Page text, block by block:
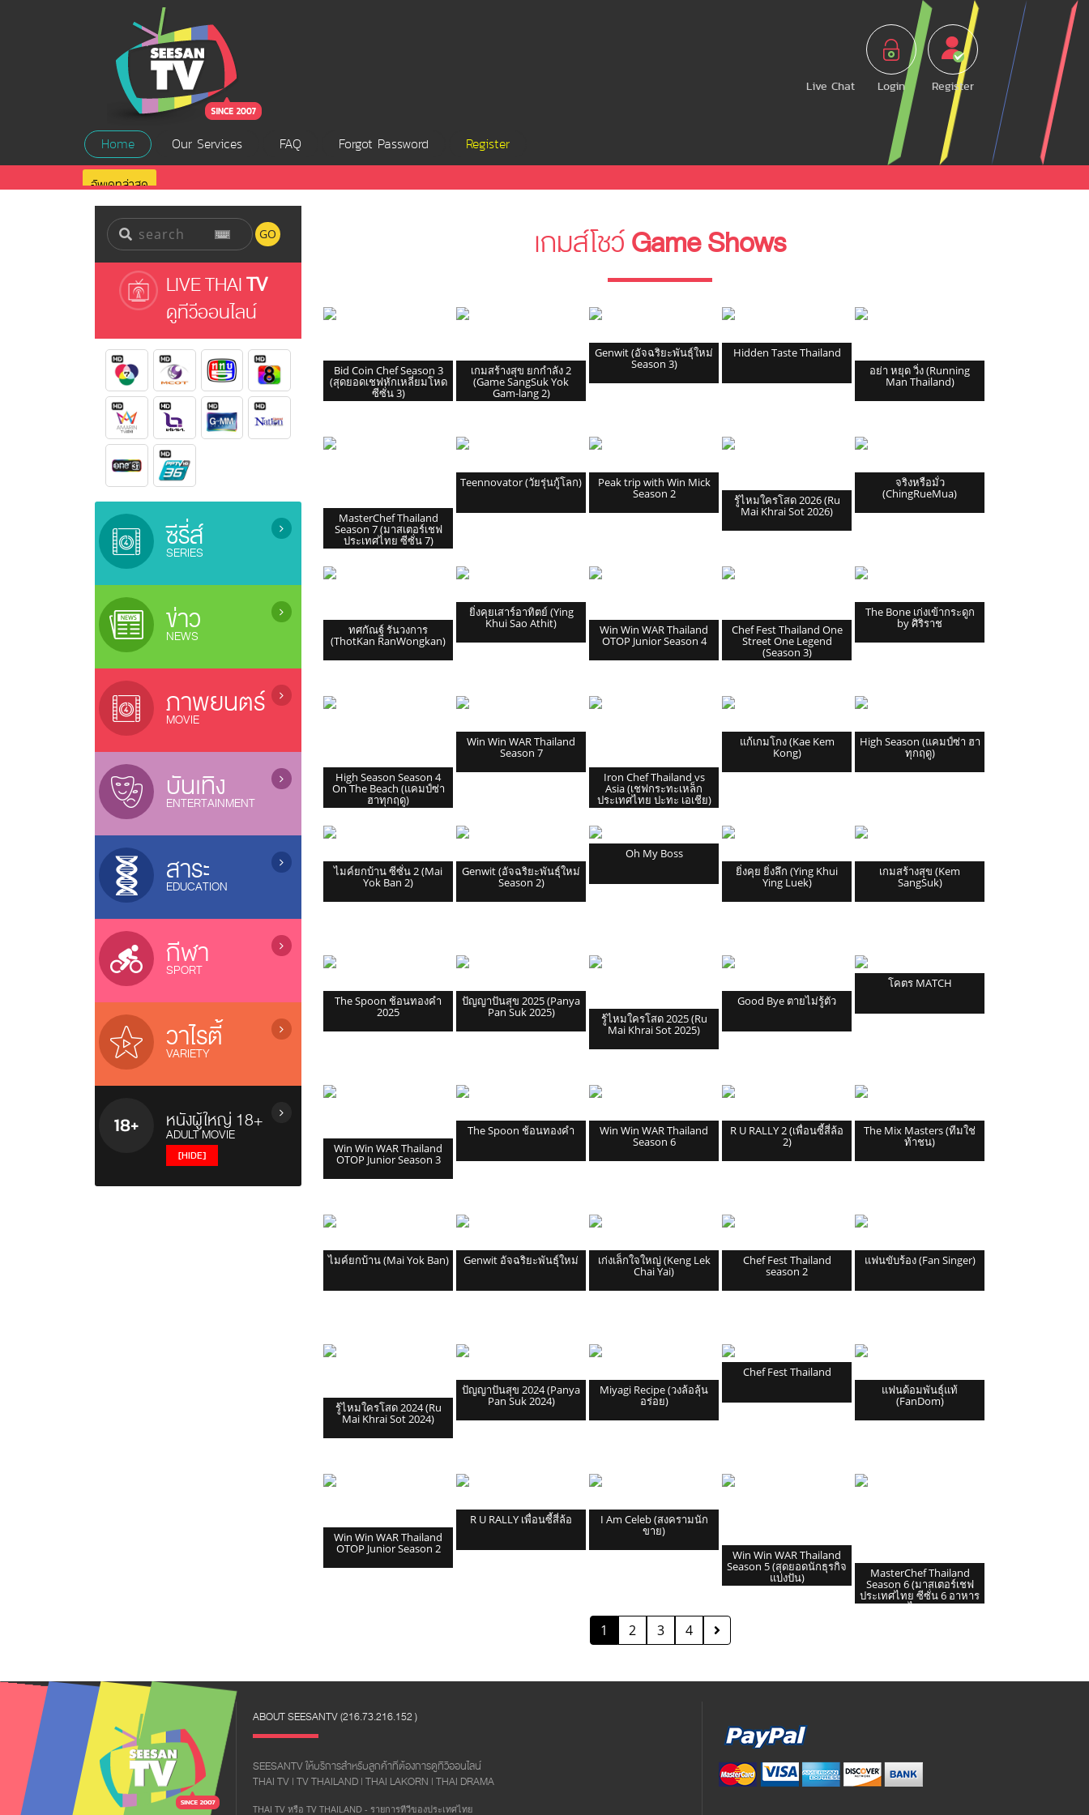
Live Chat Login Register
Home Our Services FAQ Forgot Password Register
อัพเดทล่าสุด
GO
LIVE THAITV
ดูทีวีออนไลน์
ซีรี่ส์
SERIES
ซีรี่ย์เกาหลี (เสียงไทย) / Korean
Series
ซีรี่ย์ยูริ (ซีรี่ย์หญิงรักหญิง) / Lesbian
Serie
ละครไทยรีรัน (Rerun Thai Drama)
ซีรี่ย์ญี่ปุ่น / Japanese Series
ซีรี่ย์จีน (เสียงไทย) / Chinese Series
(ended)
ละครไทย (ออนแอร์) / Thai Dramas
(On air)
ซีรี่ส์วาย / Boys Love Series
ซีรี่ย์ฝรั่ง / US Series
ซีรี่ย์เกาหลี (ซับไทย) / Korean Series
(sub thai)
ซีรี่ย์ฟิลิปปินส์ / Filipino Series
ซิทคอม / Sitcom
ข่าว
NEWS
ข่าว / News
ข่าวบันเทิง / Entertainment News
ภาพยนตร์
MOVIE
ภาพยนตร์ไทย / Thai Movies
ภาพยนตร์แอนนิเมชั่น / Animation
หนังไทยใหม่ / New Thai Movies
ภาพยนตร์เกาหลี / Korean Movies
ภาพยนตร์จีน / Chinese Movies
หนังดังช่อง 3, 7, 9, One
ภาพยนตร์อินเดีย / Indian Movies
ภาพยนตร์ญี่ปุ่น / Japanese Movies
ภาพยนตร์ฝรั่ง / Movies
แกะกล่องหนังไทย / Old Thai Movies
ภาพยนตร์ฝรั่งใหม่
บันเทิง
ENTERTAINMENT
การ์ตูน / Cartoons
เกมส์โชว์ / Game Shows
รายการเพลง&คอนเสิร์ต /
Music&Concert
รายการตลกขำขัน / Comedy Shows
ลิเก / Musical Folk Drama
สาระ
EDUCATION
รายการสารคดี / Documentary
บ้านและเทคโนโลยี / Home &
Technology
รายการสุขภาพ / Health Variety
รายการธรรมะ / Dhamma
รายการเด็ก / Kids Programs
รายการส่งเสริมความรู้ / Knowledge
กีฬา
SPORT
รายการกีฬา / Sports
โอลิมปิก 2024 / Olympic 2024
Riyadh World Combat Games
บอลทีมชาติไทย / Thailand Team
เอฟ เอ คัพ / FA Cup
ยูฟ่า / UEFA Champions League
ไทยพรีเมียร์ลีก / Thai Premier
บอลถ้วย+บอลกระชับมิตร+บอลอื่นๆ
ยูโร / EURO
วาไรตี้
VARIETY
เรียลลิตี้โชว์ / Reality & Singing
ทอล์กโชว์ / Talk Shows
วาไรตี้โชว์ / Variety Shows
รายการอาหาร / Cooking Shows
รายการท่องเที่ยว / Travel Show
หนังผู้ใหญ่ 18+
ADULT MOVIE
[HIDE]
หนังผู้ใหญ่ญี่ปุ่น
เกมส์โชว์Game Shows
Bid Coin Chef Season 3
(สุดยอดเชฟหักเหลี่ยมโหด
ซีซั่น 3)
เกมสร้างสุข ยกกำลัง 2
(Game SangSuk Yok
Gam-lang 2)
Genwit (อัจฉริยะพันธุ์ใหม่
Season 3)
Hidden Taste Thailand
อย่า หยุด วิ่ง (Running
Man Thailand)
MasterChef Thailand
Season 7 (มาสเตอร์เชฟ
ประเทศไทย ซีซั่น 7)
Teennovator (วัยรุ่นกู้โลก) Peak trip with Win Mick
Season 2 รู้ไหมใครโสด 2026 (Ru
Mai Khrai Sot 2026)
จริงหรือมั่ว
(ChingRueMua)
ทศกัณฐ์ รันวงการ
(ThotKan RanWongkan)
ยิ่งคุยเสาร์อาทิตย์ (Ying
Khui Sao Athit) Win Win WAR Thailand
OTOP Junior Season 4
Chef Fest Thailand One
Street One Legend
(Season 3)
The Bone เก่งเข้ากระดูก
by ศิริราช
High Season Season 4
On The Beach (แคมป์ซ่า
ฮาทุกฤดู)
Win Win WAR Thailand
Season 7
Iron Chef Thailand vs
Asia (เชฟกระทะเหล็ก
ประเทศไทย ปะทะ เอเชีย)
แก้เกมโกง (Kae Kem
Kong)
High Season (แคมป์ซ่า ฮา
ทุกฤดู)
ไมค์ยกบ้าน ซีซั่น 2 (Mai
Yok Ban 2)
Genwit (อัจฉริยะพันธุ์ใหม่
Season 2)
Oh My Boss
ยิ่งคุย ยิ่งลึก (Ying Khui
Ying Luek)
เกมสร้างสุข (Kem
SangSuk)
The Spoon ช้อนทองคำ
2025
ปัญญาปันสุข 2025 (Panya
Pan Suk 2025) รู้ไหมใครโสด 2025 (Ru
Mai Khrai Sot 2025)
Good Bye ตายไม่รู้ตัว
โคตร MATCH
Win Win WAR Thailand
OTOP Junior Season 3
The Spoon ช้อนทองคำ Win Win WAR Thailand
Season 6
R U RALLY 2 (เพื่อนซี้สี่ล้อ
2)
The Mix Masters (ทีมใช่
ท้าชน)
ไมค์ยกบ้าน (Mai Yok Ban) Genwit อัจฉริยะพันธุ์ใหม่ เก่งเล็กใจใหญ่ (Keng Lek
Chai Yai)
Chef Fest Thailand
season 2
แฟนขับร้อง (Fan Singer)
รู้ไหมใครโสด 2024 (Ru
Mai Khrai Sot 2024)
ปัญญาปันสุข 2024 (Panya
Pan Suk 2024)
Miyagi Recipe (วงล้อลุ้น
อร่อย)
Chef Fest Thailand
แฟนด้อมพันธุ์แท้
(FanDom)
Win Win WAR Thailand
OTOP Junior Season 2
R U RALLY เพื่อนซี้สี่ล้อ I Am Celeb (สงครามนัก
ขาย)
Win Win WAR Thailand
Season 5 (สุดยอดนักธุรกิจ
แบ่งปัน) MasterChef Thailand
Season 6 (มาสเตอร์เชฟ
ประเทศไทย ซีซั่น 6 อาหาร
ไทย)
1 2 3 4
ABOUT SEESANTV (216.73.216.152 ​)
SEESANTV ให้บริการสำหรับลูกค้าที่ต้องการดูทีวีออนไลน์
THAI TV | TV THAILAND | THAI LAKORN | THAI DRAMA
THAI TV หรือ TV THAILAND - รายการทีวีของประเทศไทย